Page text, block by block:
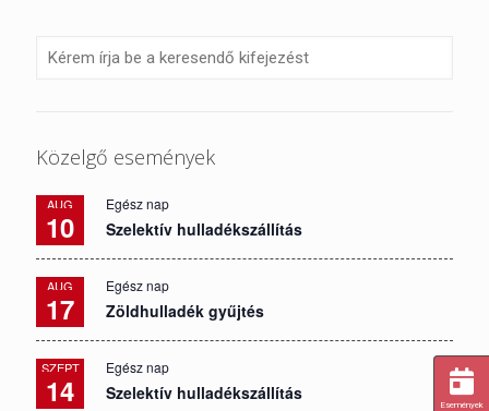
Közelgő események
AUG
10
Egész nap
Szelektív hulladékszállítás
AUG
17
Egész nap
Zöldhulladék gyűjtés
SZEPT
14
Egész nap
Szelektív hulladékszállítás
Események